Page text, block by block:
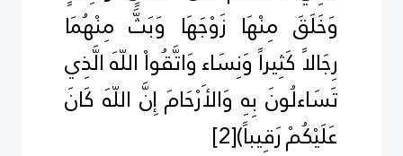
وَخَلَقَ مِنْهَا زَوْجَهَا وَبَثَّ مِنْهُمَا
رِجَالاً كَثِيراً وَنِسَاء وَاتَّقُواْ اللّهَ الَّذِي
تَسَاءلُونَ بِهِ وَالأَرْحَامَ إِنَّ اللّهَ كَانَ
عَلَيْكُمْ رَقِيباً(
[2]